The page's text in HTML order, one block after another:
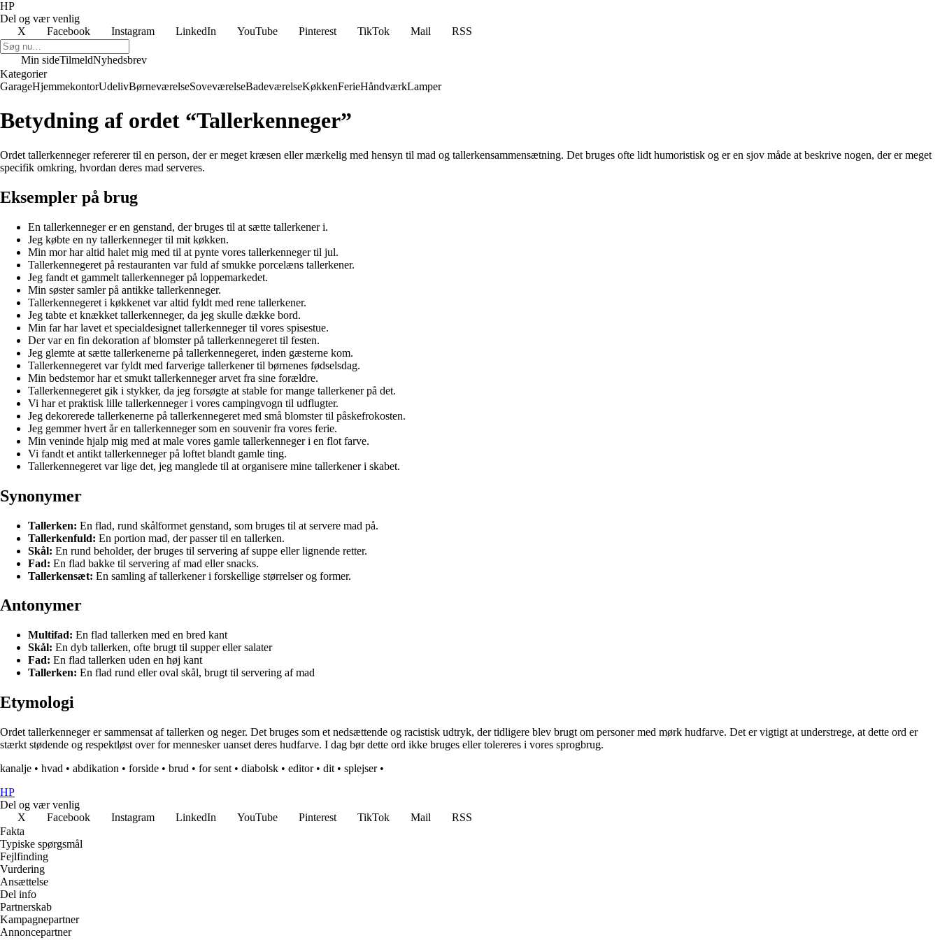
HP
Del og vær venlig
X
Facebook Instagram LinkedIn YouTube Pinterest TikTok Mail RSS
Min sideTilmeldNyhedsbrev
Kategorier
GarageHjemmekontorUdelivBørneværelseSoveværelseBadeværelseKøkkenFerieHåndværkLamper
Betydning af ordet “Tallerkenneger”
Ordet tallerkenneger refererer til en person, der er meget kræsen eller mærkelig med hensyn til mad og tallerkensammensætning. Det bruges ofte lidt humoristisk og er en sjov måde at beskrive nogen, der er meget
specifik omkring, hvordan deres mad serveres.
Eksempler på brug
En tallerkenneger er en genstand, der bruges til at sætte tallerkener i.
Jeg købte en ny tallerkenneger til mit køkken.
Min mor har altid halet mig med til at pynte vores tallerkenneger til jul.
Tallerkennegeret på restauranten var fuld af smukke porcelæns tallerkener.
Jeg fandt et gammelt tallerkenneger på loppemarkedet.
Min søster samler på antikke tallerkenneger.
Tallerkennegeret i køkkenet var altid fyldt med rene tallerkener.
Jeg tabte et knækket tallerkenneger, da jeg skulle dække bord.
Min far har lavet et specialdesignet tallerkenneger til vores spisestue.
Der var en fin dekoration af blomster på tallerkennegeret til festen.
Jeg glemte at sætte tallerkenerne på tallerkennegeret, inden gæsterne kom.
Tallerkennegeret var fyldt med farverige tallerkener til børnenes fødselsdag.
Min bedstemor har et smukt tallerkenneger arvet fra sine forældre.
Tallerkennegeret gik i stykker, da jeg forsøgte at stable for mange tallerkener på det.
Vi har et praktisk lille tallerkenneger i vores campingvogn til udflugter.
Jeg dekorerede tallerkenerne på tallerkennegeret med små blomster til påskefrokosten.
Jeg gemmer hvert år en tallerkenneger som en souvenir fra vores ferie.
Min veninde hjalp mig med at male vores gamle tallerkenneger i en flot farve.
Vi fandt et antikt tallerkenneger på loftet blandt gamle ting.
Tallerkennegeret var lige det, jeg manglede til at organisere mine tallerkener i skabet.
Synonymer
Tallerken: En flad, rund skålformet genstand, som bruges til at servere mad på.
Tallerkenfuld: En portion mad, der passer til en tallerken.
Skål: En rund beholder, der bruges til servering af suppe eller lignende retter.
Fad: En flad bakke til servering af mad eller snacks.
Tallerkensæt: En samling af tallerkener i forskellige størrelser og former.
Antonymer
Multifad: En flad tallerken med en bred kant
Skål: En dyb tallerken, ofte brugt til supper eller salater
Fad: En flad tallerken uden en høj kant
Tallerken: En flad rund eller oval skål, brugt til servering af mad
Etymologi
Ordet tallerkenneger er sammensat af tallerken og neger. Det bruges som et nedsættende og racistisk udtryk, der tidligere blev brugt om personer med mørk hudfarve. Det er vigtigt at understrege, at dette ord er
stærkt stødende og respektløst over for mennesker uanset deres hudfarve. I dag bør dette ord ikke bruges eller tolereres i vores sprogbrug.
kanalje • hvad • abdikation • forside • brud • for sent • diabolsk • editor• dit • splejser•
HP
Del og vær venlig
X
Facebook Instagram LinkedIn YouTube Pinterest TikTok Mail
RSS
Fakta
Typiske spørgsmål
Fejlfinding
Vurdering
Ansættelse
Del info
Partnerskab
Kampagnepartner
Annoncepartner